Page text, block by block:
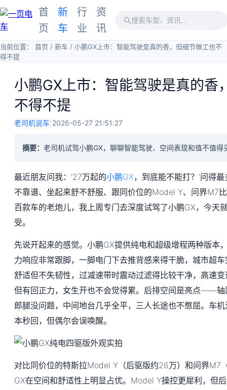
首
页
新
车
行
业
资
讯
当前位置： 首页 / 新车 / 小鹏GX上市：智能驾驶是真的香，但细节做工也不
得不提
小鹏GX上市：智能驾驶是真的香
不得不提
老司机说车 2026-05-27 21:51:27
摘要： 老司机试驾小鹏GX，聊聊智能驾驶、空间表现和值不值得
最近朋友问我：‘27万起的小鹏GX，到底能不能打？’问得
不靠谱、坐起来舒不舒服、跟同价位的Model Y、问界M7
百款车的老炮儿，我上周专门去深度试驾了小鹏GX，今天
受。
先说开起来的感觉。小鹏GX提供纯电和超级增程两种版本
力响应非常跟脚，一脚电门下去推背感来得干脆，城市超
舒适但不失韧性，过减速带时震动过滤得比较干净，高速
但有回正力，女生开也不会觉得累。后排空间是亮点——
郎腿没问题，中间地台几乎全平，三人长途也不憋屈。车
本秒回，但偶尔会误唤醒。
对比同价位的特斯拉Model Y（后驱版约26万）和问界M7
GX在空间和舒适性上明显占优。Model Y操控更犀利，但